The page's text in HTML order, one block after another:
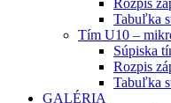
Tabuľka
Tím U10 –
Súpiska
Rozpis
Tabuľka
GALÉRIA